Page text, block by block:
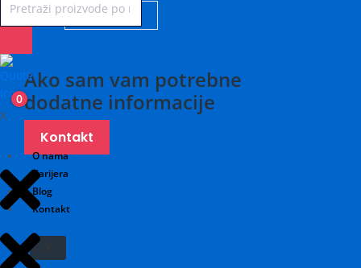
SAZNAJ VIŠE
Ako sam vam potrebne
dodatne informacije
Kontakt
O nama
Karijera
Blog
Kontakt
0
X